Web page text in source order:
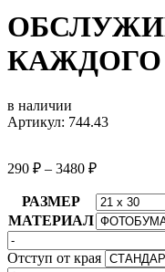
КАЖДОГО
в наличии
Артикул: 744.43
290 ₽ – 3480 ₽
РАЗМЕР
МАТЕРИАЛ
Отступ от края